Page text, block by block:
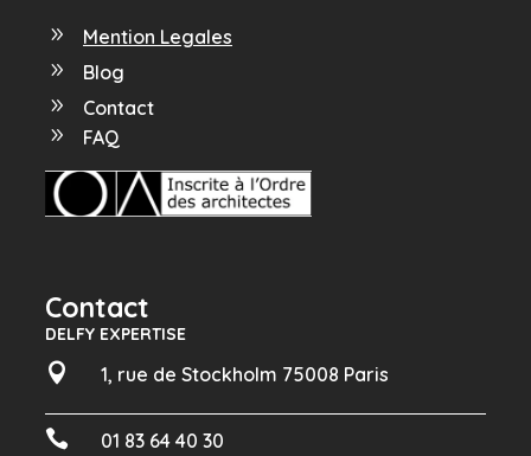
9
Mention Legales
9
Blog
9
Contact
9
FAQ
Contact
DELFY EXPERTISE
 1, rue de Stockholm 75008 Paris
 01 83 64 40 30